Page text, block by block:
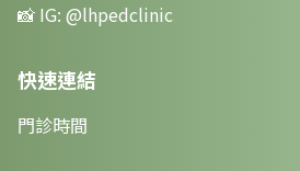
📸 IG: @lhpedclinic
快速連結
門診時間